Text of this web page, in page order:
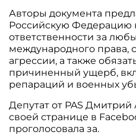
Авторы документа
Российскую Федерацию
ответственности за
международного права,
агрессии, а также
причиненный ущерб,
репараций и военных
Депутат от PAS
своей странице в
проголосовала за.